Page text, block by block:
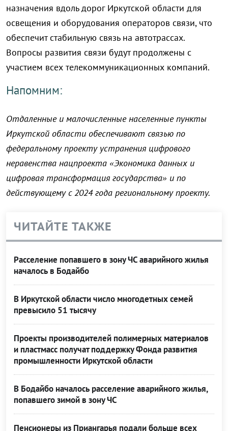
назначения вдоль дорог Иркутской области для
освещения и оборудования операторов связи, что
обеспечит стабильную связь на автотрассах.
Вопросы развития связи будут продолжены с
участием всех телекоммуникационных компаний.
Напомним:
Отдаленные и малочисленные населенные пункты
Иркутской области обеспечивают связью по
федеральному проекту устранения цифрового
неравенства нацпроекта «Экономика данных и
цифровая трансформация государства» и по
действующему с 2024 года региональному проекту.
ЧИТАЙТЕ ТАКЖЕ
Расселение попавшего в зону ЧС аварийного жилья
началось в Бодайбо
В Иркутской области число многодетных семей
превысило 51 тысячу
Проекты производителей полимерных материалов
и пластмасс получат поддержку Фонда развития
промышленности Иркутской области
В Бодайбо началось расселение аварийного жилья,
попавшего зимой в зону ЧС
Пенсионеры из Приангарья подали больше всех